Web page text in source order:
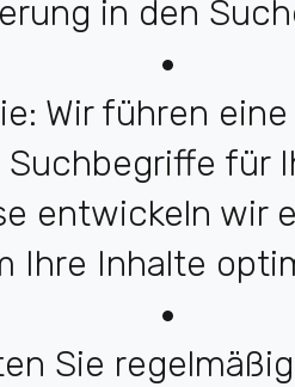
in den
Wir führen
für
entwickeln wir
Ihre Inhalte
Sie